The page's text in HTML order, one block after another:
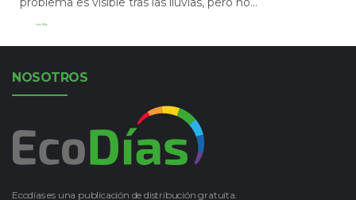
Leer Más
NOSOTROS
Ecodías es una publicación de distribución gratuita.